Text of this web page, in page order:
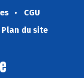
CGU
Plan du site